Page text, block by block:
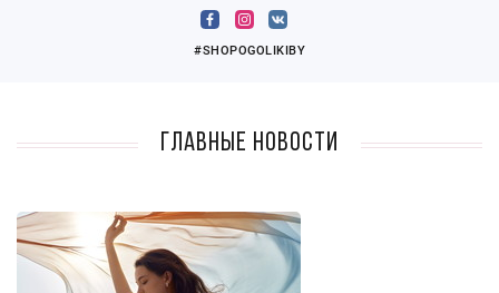
#SHOPOGOLIKIBY
Главные новости